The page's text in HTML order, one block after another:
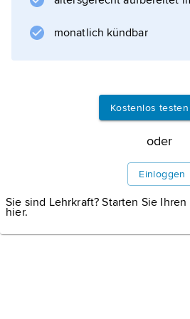
monatlich kündbar
Kostenlos testen
oder
Einloggen
Sie sind Lehrkraft? Starten Sie
hier.